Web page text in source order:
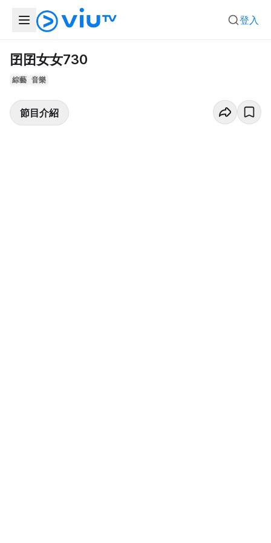
登入
囝囝女女730
綜藝 音樂
節目介紹